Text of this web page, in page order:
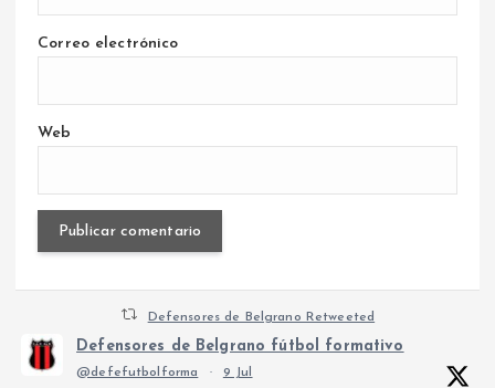
Correo electrónico
Web
Defensores de Belgrano Retweeted
Defensores de Belgrano fútbol formativo
@defefutbolforma · 9 Jul